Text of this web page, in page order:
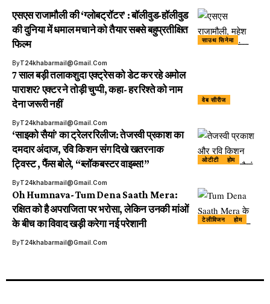
साउथ सिनेमा
एसएस राजामौली की ‘ग्लोबट्रॉटर’ : बॉलीवुड-हॉलीवुड
की दुनिया में धमाल मचाने को तैयार सबसे बहुप्रतीक्षित
फिल्म
ByT24khabarmail@gmail.com
वेब सीरीज
7 साल बड़ी तलाकशुदा एक्ट्रेस को डेट कर रहे अमोल
पाराशर? एक्टर ने तोड़ी चुप्पी, कहा- हर रिश्ते को नाम
देना जरूरी नहीं
ByT24khabarmail@gmail.com
ओटीटी होम
‘साइको सैयां’ का ट्रेलर रिलीज: तेजस्वी प्रकाश का
दमदार अंदाज, रवि किशन संग दिखे खतरनाक
ट्विस्ट , फैंस बोले, “ब्लॉकबस्टर वाइब्स!”
ByT24khabarmail@gmail.com
टेलीविजन होम
Oh Humnava- Tum Dena Saath Mera:
रक्षित को है अपराजिता पर भरोसा, लेकिन उनकी मांओं
के बीच का विवाद खड़ी करेगा नई परेशानी
ByT24khabarmail@gmail.com